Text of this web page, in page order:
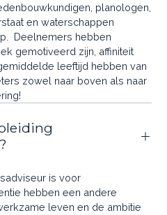
planologen,
en waterschappen
Deelnemers hebben
gemotiveerd zijn, affiniteit
leeftijd hebben van
zowel naar boven als naar
is voor
hebben een andere
leven en de ambitie